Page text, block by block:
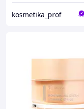
kosmetika_prof